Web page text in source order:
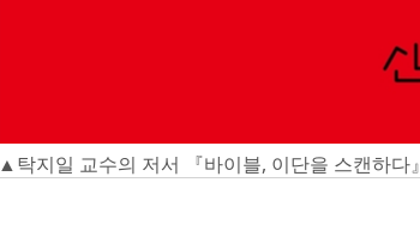
▲탁지일 교수의 저서 『바이블, 이단을 스캔하다』